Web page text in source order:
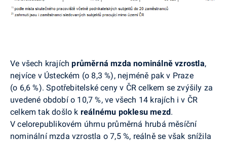
Ve všech krajíchprůměrná mzda nominálně vzrostla,
nejvíce v Ústeckém (o 8,3 %), nejméně pak v Praze
(o 6,6 %). Spotřebitelské ceny v ČR celkem se zvýšily za
uvedené období o 10,7 %, ve všech 14 krajích i v ČR
celkem tak došlo k reálnému poklesu mezd.
V celorepublikovém úhrnu průměrná hrubá měsíční
nominální mzda vzrostla o 7,5 %, reálně se však snížila